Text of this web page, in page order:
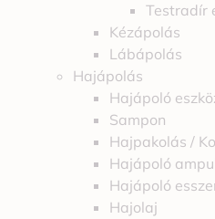
Testradír
Kézápolás
Lábápolás
Hajápolás
Hajápoló
Sampon
Hajpakolás /
Hajápoló
Hajápoló
Hajolaj